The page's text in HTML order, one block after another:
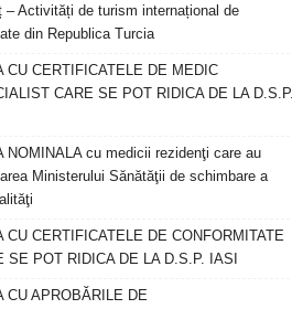
– Activități de turism internațional de
din Republica Turcia
CU CERTIFICATELE DE MEDIC
CARE SE POT RIDICA DE LA D.S.P.
NOMINALA cu medicii rezidenţi care au
Ministerului Sănătăţii de schimbare a
CU CERTIFICATELE DE CONFORMITATE
SE POT RIDICA DE LA D.S.P. IASI
CU APROBĂRILE DE